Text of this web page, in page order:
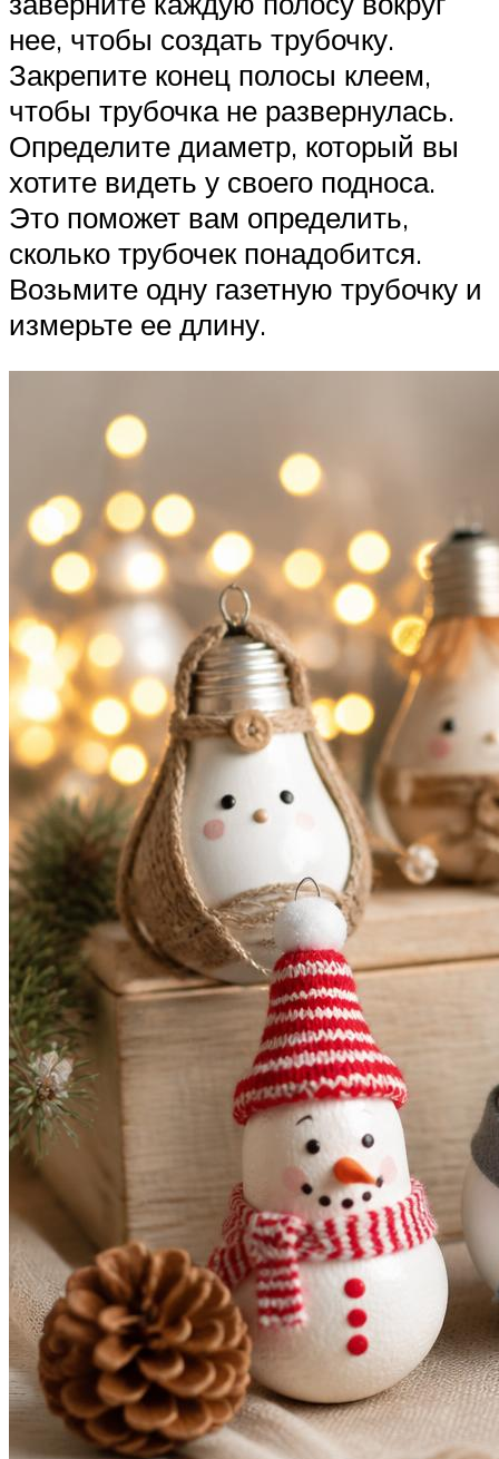
нее, чтобы создать трубочку.
Закрепите конец полосы клеем,
чтобы трубочка не развернулась.
Определите диаметр, который вы
хотите видеть у своего подноса.
Это поможет вам определить,
сколько трубочек понадобится.
Возьмите одну газетную трубочку и
измерьте ее длину.